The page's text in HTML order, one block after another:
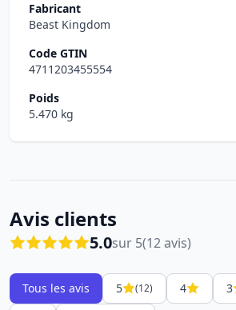
Fabricant
Beast Kingdom
Code GTIN
4711203455554
Poids
5.470 kg
Avis clients
5.0sur 5(12 avis)
Tous les avis 5 (12) 4 3